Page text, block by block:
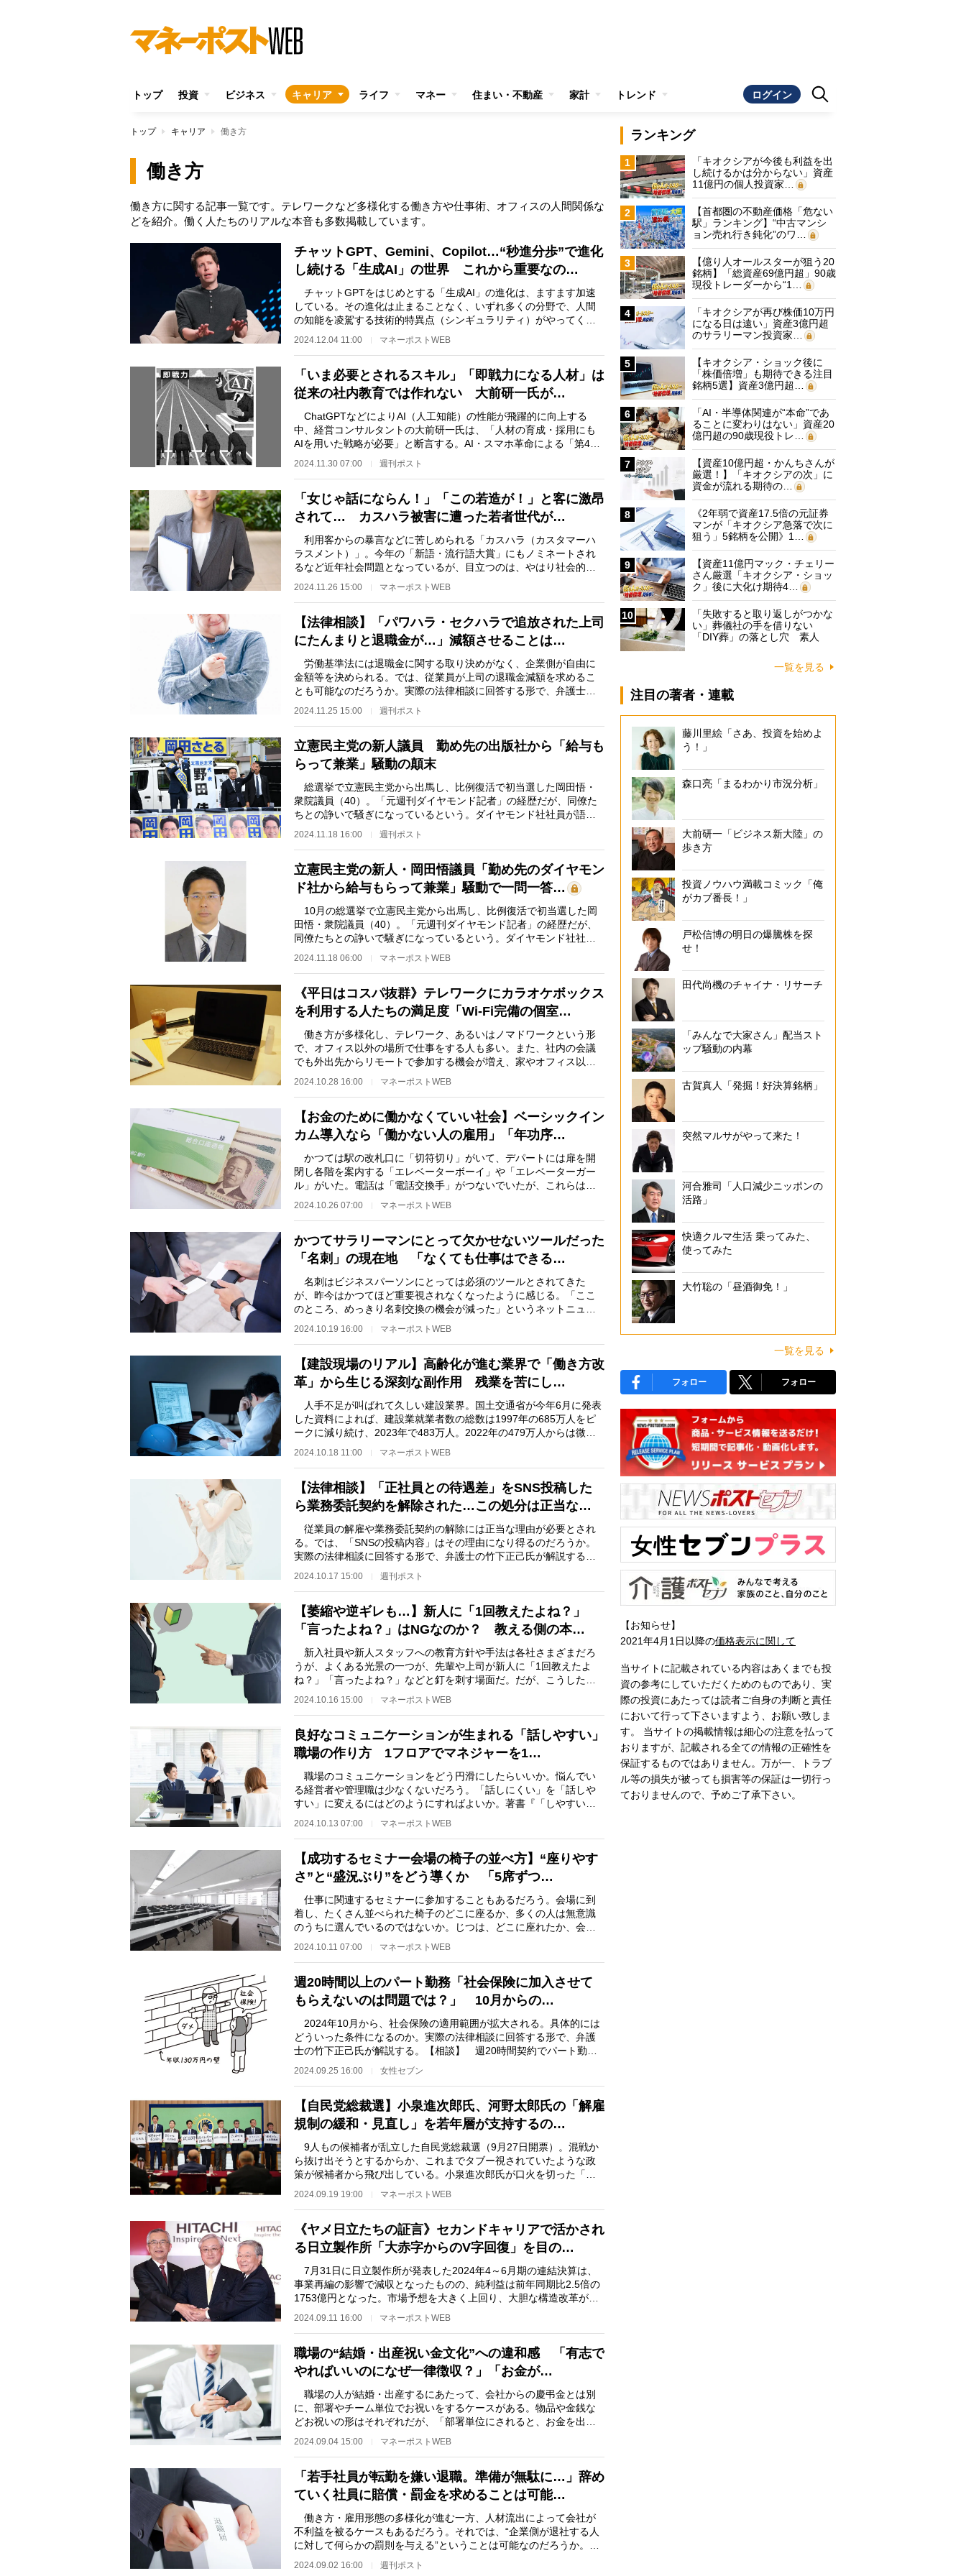
トップ 投資 ビジネス キャリア ライフ マネー 住まい・不動産 家計 トレンド ログイン
トップ キャリア 働き方
働き方
働き方に関する記事一覧です。テレワークなど多様化する働き方や仕事術、オフィスの人間関係な
どを紹介。働く人たちのリアルな本音も多数掲載しています。
チャットGPT、Gemini、Copilot…“秒進分歩”で進化
し続ける「生成AI」の世界 これから重要なの…
チャットGPTをはじめとする「生成AI」の進化は、ますます加速
している。その進化は止まることなく、いずれ多くの分野で、人間
の知能を凌駕する技術的特異点（シンギュラリティ）がやってくる
2024.12.04 11:00 マネーポストWEB
「いま必要とされるスキル」「即戦力になる人材」は
従来の社内教育では作れない 大前研一氏が…
ChatGPTなどによりAI（人工知能）の性能が飛躍的に向上する
中、経営コンサルタントの大前研一氏は、「人材の育成・採用にも
AIを用いた戦略が必要」と断言する。AI・スマホ革命による「第4の
波」時代ではどのよう…
2024.11.30 07:00 週刊ポスト
「女じゃ話にならん！」「この若造が！」と客に激昂
されて… カスハラ被害に遭った若者世代が…
利用客からの暴言などに苦しめられる「カスハラ（カスタマーハ
ラスメント）」。今年の「新語・流行語大賞」にもノミネートされ
るなど近年社会問題となっているが、目立つのは、やはり社会的に
2024.11.26 15:00 マネーポストWEB
【法律相談】「パワハラ・セクハラで追放された上司
にたんまりと退職金が…」減額させることは…
労働基準法には退職金に関する取り決めがなく、企業側が自由に
金額等を決められる。では、従業員が上司の退職金減額を求めるこ
とも可能なのだろうか。実際の法律相談に回答する形で、弁護士の
竹下正己氏が解説す…
2024.11.25 15:00 週刊ポスト
立憲民主党の新人議員 勤め先の出版社から「給与も
らって兼業」騒動の顛末
総選挙で立憲民主党から出馬し、比例復活で初当選した岡田悟・
衆院議員（40）。「元週刊ダイヤモンド記者」の経歴だが、同僚た
ちとの諍いで騒ぎになっているという。ダイヤモンド社社員が語
る。「議員になった岡…
2024.11.18 16:00 週刊ポスト
立憲民主党の新人・岡田悟議員「勤め先のダイヤモン
ド社から給与もらって兼業」騒動で一問一答…
10月の総選挙で立憲民主党から出馬し、比例復活で初当選した岡
田悟・衆院議員（40）。「元週刊ダイヤモンド記者」の経歴だが、
同僚たちとの諍いで騒ぎになっているという。ダイヤモンド社社員
2024.11.18 06:00 マネーポストWEB
《平日はコスパ抜群》テレワークにカラオケボックス
を利用する人たちの満足度「Wi-Fi完備の個室…
働き方が多様化し、テレワーク、あるいはノマドワークという形
で、オフィス以外の場所で仕事をする人も多い。また、社内の会議
でも外出先からリモートで参加する機会が増え、家やオフィス以外
2024.10.28 16:00 マネーポストWEB
【お金のために働かなくていい社会】ベーシックイン
カム導入なら「働かない人の雇用」「年功序…
かつては駅の改札口に「切符切り」がいて、デパートには扉を開
閉し各階を案内する「エレベーターボーイ」や「エレベーターガー
ル」がいた。電話は「電話交換手」がつないでいたが、これらは現
2024.10.26 07:00 マネーポストWEB
かつてサラリーマンにとって欠かせないツールだった
「名刺」の現在地 「なくても仕事はできる…
名刺はビジネスパーソンにとっては必須のツールとされてきた
が、昨今はかつてほど重要視されなくなったように感じる。「ここ
のところ、めっきり名刺交換の機会が減った」というネットニュー
2024.10.19 16:00 マネーポストWEB
【建設現場のリアル】高齢化が進む業界で「働き方改
革」から生じる深刻な副作用 残業を苦にし…
人手不足が叫ばれて久しい建設業界。国土交通省が今年6月に発表
した資料によれば、建設業就業者数の総数は1997年の685万人をピ
ークに減り続け、2023年で483万人。2022年の479万人からは微増
2024.10.18 11:00 マネーポストWEB
【法律相談】「正社員との待遇差」をSNS投稿した
ら業務委託契約を解除された…この処分は正当な…
従業員の解雇や業務委託契約の解除には正当な理由が必要とされ
る。では、「SNSの投稿内容」はその理由になり得るのだろうか。
実際の法律相談に回答する形で、弁護士の竹下正己氏が解説する。
【質問】 姪のことが…
2024.10.17 15:00 週刊ポスト
【萎縮や逆ギレも…】新人に「1回教えたよね？」
「言ったよね？」はNGなのか？ 教える側の本…
新入社員や新人スタッフへの教育方針や手法は各社さまざまだろ
うが、よくある光景の一つが、先輩や上司が新人に「1回教えたよ
ね？」「言ったよね？」などと釘を刺す場面だ。だが、こうした言
2024.10.16 15:00 マネーポストWEB
良好なコミュニケーションが生まれる「話しやすい」
職場の作り方 1フロアでマネジャーを1…
職場のコミュニケーションをどう円滑にしたらいいか。悩んでい
る経営者や管理職は少なくないだろう。「話しにくい」を「話しや
すい」に変えるにはどのようにすればよいか。著書『「しやすい」
2024.10.13 07:00 マネーポストWEB
【成功するセミナー会場の椅子の並べ方】“座りやす
さ”と“盛況ぶり”をどう導くか 「5席ずつ…
仕事に関連するセミナーに参加することもあるだろう。会場に到
着し、たくさん並べられた椅子のどこに座るか、多くの人は無意識
のうちに選んでいるのではないか。じつは、どこに座れたか、会場
2024.10.11 07:00 マネーポストWEB
週20時間以上のパート勤務「社会保険に加入させて
もらえないのは問題では？」 10月からの…
2024年10月から、社会保険の適用範囲が拡大される。具体的には
どういった条件になるのか。実際の法律相談に回答する形で、弁護
士の竹下正己氏が解説する。【相談】 週20時間契約でパート勤務
をしています。入社…
2024.09.25 16:00 女性セブン
【自民党総裁選】小泉進次郎氏、河野太郎氏の「解雇
規制の緩和・見直し」を若年層が支持するの…
9人もの候補者が乱立した自民党総裁選（9月27日開票）。混戦か
ら抜け出そうとするからか、これまでタブー視されていたような政
策が候補者から飛び出している。小泉進次郎氏が口火を切った「解
2024.09.19 19:00 マネーポストWEB
《ヤメ日立たちの証言》セカンドキャリアで活かされ
る日立製作所「大赤字からのV字回復」を目の…
7月31日に日立製作所が発表した2024年4～6月期の連結決算は、
事業再編の影響で減収となったものの、純利益は前年同期比2.5倍の
1753億円となった。市場予想を大きく上回り、大胆な構造改革が実
2024.09.11 16:00 マネーポストWEB
職場の“結婚・出産祝い金文化”への違和感 「有志で
やればいいのになぜ一律徴収？」「お金が…
職場の人が結婚・出産するにあたって、会社からの慶弔金とは別
に、部署やチーム単位でお祝いをするケースがある。物品や金銭な
どお祝いの形はそれぞれだが、「部署単位にされると、お金を出さ
2024.09.04 15:00 マネーポストWEB
「若手社員が転勤を嫌い退職。準備が無駄に…」辞め
ていく社員に賠償・罰金を求めることは可能…
働き方・雇用形態の多様化が進む一方、人材流出によって会社が
不利益を被るケースもあるだろう。それでは、“企業側が退社する人
に対して何らかの罰則を与える”ということは可能なのだろうか。実
際の法律相談に回…
2024.09.02 16:00 週刊ポスト
ランキング
1
「キオクシアが今後も利益を出
し続けるかは分からない」資産
11億円の個人投資家…
2
【首都圏の不動産価格「危ない
駅」ランキング】“中古マンシ
ョン売れ行き鈍化”のワ…
3
【億り人オールスターが狙う20
銘柄】「総資産69億円超」90歳
現役トレーダーから“1…
4
「キオクシアが再び株価10万円
になる日は遠い」資産3億円超
のサラリーマン投資家…
5
【キオクシア・ショック後に
「株価倍増」も期待できる注目
銘柄5選】資産3億円超…
6
「AI・半導体関連が“本命”であ
ることに変わりはない」資産20
億円超の90歳現役トレ…
7
【資産10億円超・かんちさんが
厳選！】「キオクシアの次」に
資金が流れる期待の…
8
《2年弱で資産17.5倍の元証券
マンが「キオクシア急落で次に
狙う」5銘柄を公開》1…
9
【資産11億円マック・チェリー
さん厳選「キオクシア・ショッ
ク」後に大化け期待4…
10
「失敗すると取り返しがつかな
い」葬儀社の手を借りない
「DIY葬」の落とし穴 素人
一覧を見る
注目の著者・連載
藤川里絵「さあ、投資を始めよ
う！」
森口亮「まるわかり市況分析」
大前研一「ビジネス新大陸」の
歩き方
投資ノウハウ満載コミック「俺
がカブ番長！」
戸松信博の明日の爆騰株を探
せ！
田代尚機のチャイナ・リサーチ
「みんなで大家さん」配当スト
ップ騒動の内幕
古賀真人「発掘！好決算銘柄」
突然マルサがやって来た！
河合雅司「人口減少ニッポンの
活路」
快適クルマ生活 乗ってみた、
使ってみた
大竹聡の「昼酒御免！」
一覧を見る
フォロー フォロー
【お知らせ】
2021年4月1日以降の価格表示に関して
当サイトに記載されている内容はあくまでも投
資の参考にしていただくためのものであり、実
際の投資にあたっては読者ご自身の判断と責任
において行って下さいますよう、お願い致しま
す。 当サイトの掲載情報は細心の注意を払って
おりますが、記載される全ての情報の正確性を
保証するものではありません。万が一、トラブ
ル等の損失が被っても損害等の保証は一切行っ
ておりませんので、予めご了承下さい。